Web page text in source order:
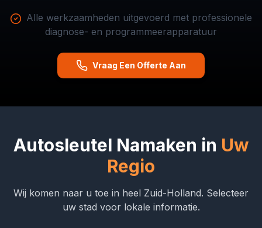
Alle werkzaamheden uitgevoerd met professionele
diagnose- en programmeerapparatuur
Vraag Een Offerte Aan
Autosleutel Namaken in Uw
Regio
Wij komen naar u toe in heel Zuid-Holland. Selecteer
uw stad voor lokale informatie.